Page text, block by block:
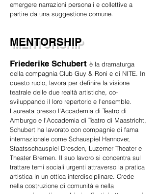
emergere narrazioni personali e collettive a
partire da una suggestione comune.
MENTORSHIP
Friederike Schubert è la dramaturga
della compagnia Club Guy & Roni e di NITE. In
questo ruolo, lavora per definire la visione
teatrale delle due realtà artistiche, co-
sviluppando il loro repertorio e l'ensemble.
Laureata presso l'Accademia di Teatro di
Amburgo e l'Accademia di Teatro di Maastricht,
Schubert ha lavorato con compagnie di fama
internazionale come Schauspiel Hannover,
Staatsschauspiel Dresden, Luzerner Theater e
Theater Bremen. Il suo lavoro si concentra sul
trattare temi sociali urgenti attraverso la pratica
artistica in un ottica interdisciplinare. Crede
nella costruzione di comunità e nella